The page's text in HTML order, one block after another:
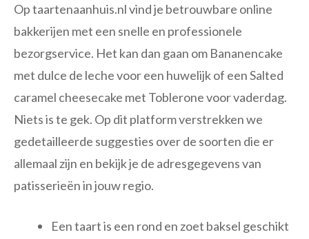
Op taartenaanhuis.nl vind je betrouwbare online
bakkerijen met een snelle en professionele
bezorgservice. Het kan dan gaan om Bananencake
met dulce de leche voor een huwelijk of een Salted
caramel cheesecake met Toblerone voor vaderdag.
Niets is te gek. Op dit platform verstrekken we
gedetailleerde suggesties over de soorten die er
allemaal zijn en bekijk je de adresgegevens van
patisserieën in jouw regio.
Een taart is een rond en zoet baksel geschikt